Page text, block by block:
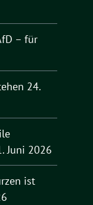
– für
24.
Juni 2026
ist